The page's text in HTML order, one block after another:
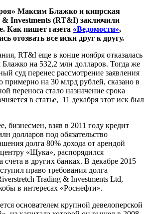
Максим Блажко и кипрская
Investments (RT&I) заключили
Как пишет газета «Ведомости»,
отозвать все иски друг к другу.
RT&I еще в конце ноября отказалась
Блажко на 532,2 млн долларов. Тогда же
суд перенес рассмотрение заявления
на 30 млрд рублей, сказано в
переноса стало назначение срока
в статье, 11 декабря этот иск был
бизнесмен, взяв в 2011 году кредит
долларов под обязательство
долга 80% дохода от арендой
«Щука», распорядился
счета в других банках. В декабре 2015
право требования долга
Trading & Investments Ltd,
в интересах «Роснефти».
основателем крупной девелоперской